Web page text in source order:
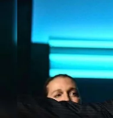
投
資
樓